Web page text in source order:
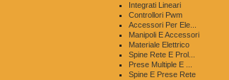
Integrati Lineari
Controllori Pwm
Accessori Per Ele...
Manipoli E Accessori
Materiale Elettrico
Spine Rete E Prol...
Prese Multiple E ...
Spine E Prese Rete